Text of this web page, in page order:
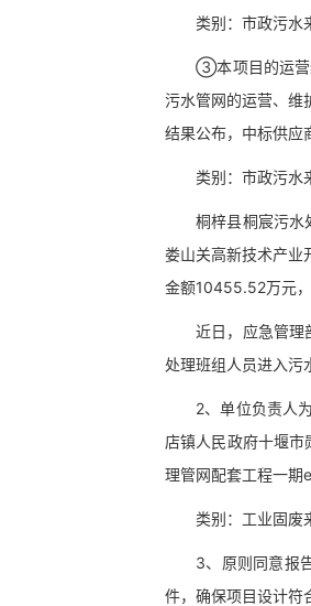
类别：市政污水来
③本项目的运营维
污水管网的运营、维
结果公布，中标供应
类别：市政污水
桐梓县桐宸污水处
娄山关高新技术产业
金额10455.52万元
近日，应急管理部
处理班组人员进入污
2、单位负责人为
店镇人民政府十堰
理管网配套工程一期
类别：工业固废来
3、原则同意报告
件，确保项目设计符